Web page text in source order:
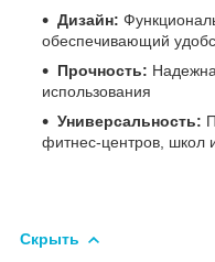
Дизайн:
обеспечивающий
Прочность:
использования
Универсальность:
фитнес-центров, школ
Скрыть